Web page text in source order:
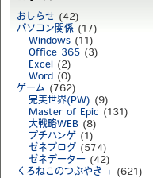
おしらせ (42)
パソコン関係 (17)
Windows (11)
Office 365 (3)
Excel (2)
Word (0)
ゲーム (762)
完美世界(PW) (9)
Master of Epic (131)
大戦略WEB (8)
プチハンゲ (1)
ゼネブログ
(574)
ゼネデーター (42)
くろねこのつぶやき + (621)